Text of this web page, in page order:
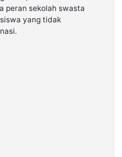
peran sekolah swasta
yang tidak